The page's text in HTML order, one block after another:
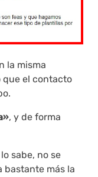
la misma
que el contacto
, y de forma
sabe, no se
bastante más la